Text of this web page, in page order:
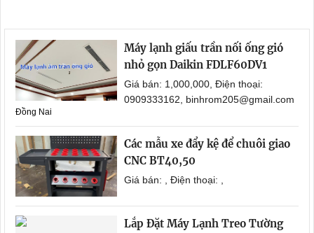
Máy lạnh giấu trần nối ống gió
nhỏ gọn Daikin FDLF60DV1
Giá bán: 1,000,000, Điện thoại:
0909333162, binhrom205@gmail.com
Đồng Nai
Các mẫu xe đẩy kệ để chuôi giao
CNC BT40,50
Giá bán: , Điện thoại: ,
Lắp Đặt Máy Lạnh Treo Tường